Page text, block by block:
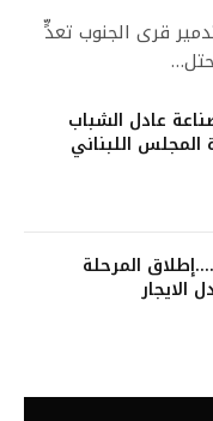
قرى الجنوب تعدٍّ
عادل الشباب
اللبناني
المرحلة
الايجار